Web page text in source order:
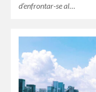
d’enfrontar-se al…